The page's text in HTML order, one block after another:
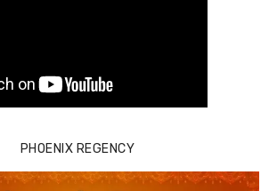
PHOENIX REGENCY